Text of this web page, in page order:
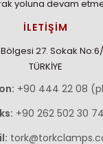
yoluna devam
İLETİŞİM
27. Sokak
TÜRKİYE
+90 444 22 08
+90 262 502 30 74